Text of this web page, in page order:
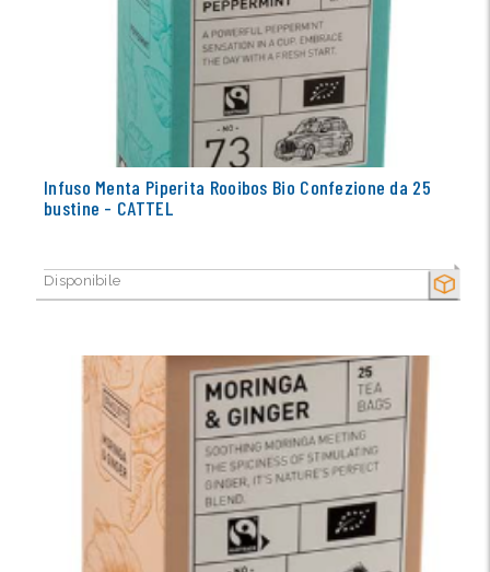
SECCO
Infuso Menta Piperita Rooibos Bio Confezione da 25
bustine - CATTEL
Disponibile